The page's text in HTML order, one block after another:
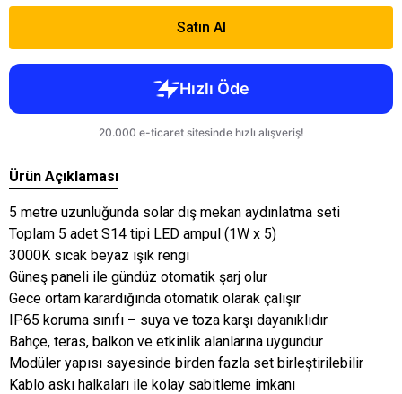
Satın Al
Ürün Açıklaması
5 metre uzunluğunda solar dış mekan aydınlatma seti
Toplam 5 adet S14 tipi LED ampul (1W x 5)
3000K sıcak beyaz ışık rengi
Güneş paneli ile gündüz otomatik şarj olur
Gece ortam karardığında otomatik olarak çalışır
IP65 koruma sınıfı – suya ve toza karşı dayanıklıdır
Bahçe, teras, balkon ve etkinlik alanlarına uygundur
Modüler yapısı sayesinde birden fazla set birleştirilebilir
Kablo askı halkaları ile kolay sabitleme imkanı